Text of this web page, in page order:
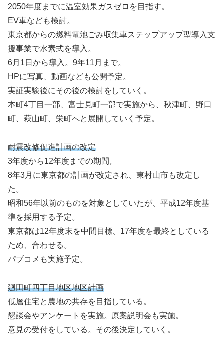
2050年度までに温室効果ガスゼロを目指す。
EV車なども検討。
東京都からの燃料電池ごみ収集車ステップアップ型導入支
援事業で水素式を導入。
6月1日から導入。9年11月まで。
HPに写真、動画なども公開予定。
実証実験後にその後の検討をしていく。
本町4丁目一部、富士見町一部で実施から、秋津町、野口
町、萩山町、栄町へと展開していく予定。
耐震改修促進計画の改定
3年度から12年度までの期間。
8年3月に東京都の計画が改定され、東村山市も改定し
た。
昭和56年以前のものを対象としていたが、平成12年度基
準を採用する予定。
東京都は12年度末を中間目標、17年度を最終としている
ため、合わせる。
パブコメも実施予定。
廻田町四丁目地区地区計画
低層住宅と農地の共存を目指している。
懇談会やアンケートを実施。原案説明会も実施。
意見の受付をしている。その後決定していく。